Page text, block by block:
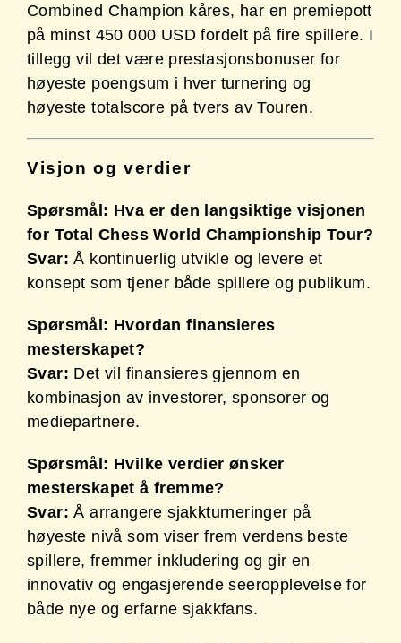
Combined Champion kåres, har en premiepott
på minst 450 000 USD fordelt på fire spillere. I
tillegg vil det være prestasjonsbonuser for
høyeste poengsum i hver turnering og
høyeste totalscore på tvers av Touren.
Visjon og verdier
Spørsmål: Hva er den langsiktige visjonen
for Total Chess World Championship Tour?
Svar: Å kontinuerlig utvikle og levere et
konsept som tjener både spillere og publikum.
Spørsmål: Hvordan finansieres
mesterskapet?
Svar: Det vil finansieres gjennom en
kombinasjon av investorer, sponsorer og
mediepartnere.
Spørsmål: Hvilke verdier ønsker
mesterskapet å fremme?
Svar: Å arrangere sjakkturneringer på
høyeste nivå som viser frem verdens beste
spillere, fremmer inkludering og gir en
innovativ og engasjerende seeropplevelse for
både nye og erfarne sjakkfans.